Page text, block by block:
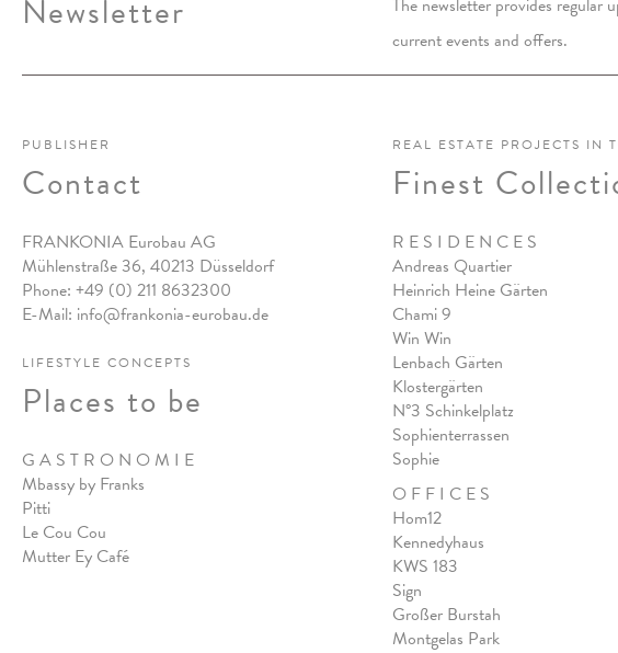
Newsletter
The newsletter provides
current events and offers.
PUBLISHER
Contact
FRANKONIA Eurobau AG
Mühlenstraße 36, 40213 Düsseldorf
Phone: +49 (0) 211 8632300
E-Mail: info@frankonia-eurobau.de
LIFESTYLE CONCEPTS
Places to be
G A S T R O N O M I E
Mbassy by Franks
Pitti
Le Cou Cou
Mutter Ey Café
REAL ESTATE PROJECTS IN
Finest
R E S I D E N C E S
Andreas Quartier
Heinrich Heine Gärten
Chami 9
Win Win
Lenbach Gärten
Klostergärten
N°3 Schinkelplatz
Sophienterrassen
Sophie
O F F I C E S
Hom12
Kennedyhaus
KWS 183
Sign
Großer Burstah
Montgelas Park